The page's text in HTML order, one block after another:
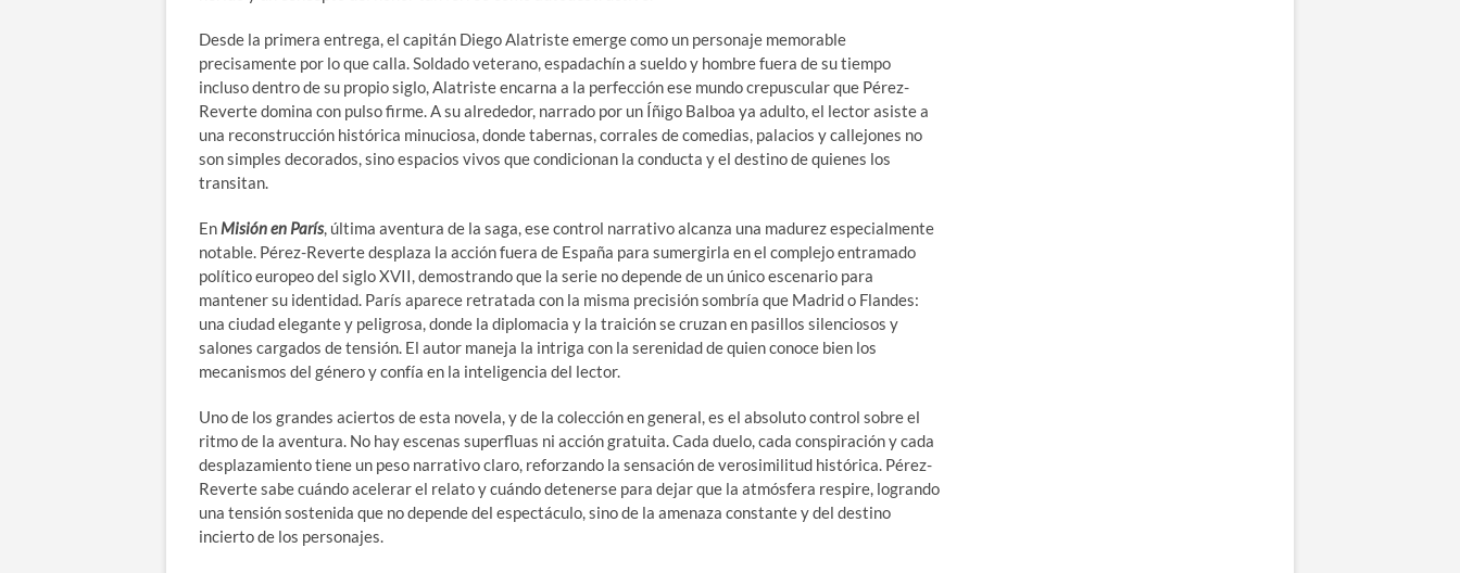
Desde la primera entrega, el capitán Diego Alatriste emerge como un personaje memorable
precisamente por lo que calla. Soldado veterano, espadachín a sueldo y hombre fuera de su tiempo
incluso dentro de su propio siglo, Alatriste encarna a la perfección ese mundo crepuscular que Pérez-
Reverte domina con pulso firme. A su alrededor, narrado por un Íñigo Balboa ya adulto, el lector asiste a
una reconstrucción histórica minuciosa, donde tabernas, corrales de comedias, palacios y callejones no
son simples decorados, sino espacios vivos que condicionan la conducta y el destino de quienes los
transitan.
EnMisión en París, última aventura de la saga, ese control narrativo alcanza una madurez especialmente
notable. Pérez-Reverte desplaza la acción fuera de España para sumergirla en el complejo entramado
político europeo del siglo XVII, demostrando que la serie no depende de un único escenario para
mantener su identidad. París aparece retratada con la misma precisión sombría que Madrid o Flandes:
una ciudad elegante y peligrosa, donde la diplomacia y la traición se cruzan en pasillos silenciosos y
salones cargados de tensión. El autor maneja la intriga con la serenidad de quien conoce bien los
mecanismos del género y confía en la inteligencia del lector.
Uno de los grandes aciertos de esta novela, y de la colección en general, es el absoluto control sobre el
ritmo de la aventura. No hay escenas superfluas ni acción gratuita. Cada duelo, cada conspiración y cada
desplazamiento tiene un peso narrativo claro, reforzando la sensación de verosimilitud histórica. Pérez-
Reverte sabe cuándo acelerar el relato y cuándo detenerse para dejar que la atmósfera respire, logrando
una tensión sostenida que no depende del espectáculo, sino de la amenaza constante y del destino
incierto de los personajes.